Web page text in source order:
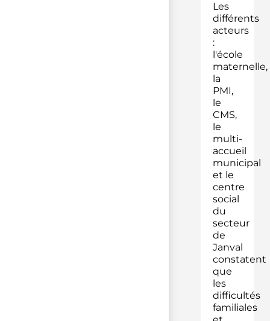
Les
différents
acteurs
:
l'école
maternelle,
la
PMI,
le
CMS,
le
multi-
accueil
municipal
et le
centre
social
du
secteur
de
Janval
constatent
que
les
difficultés
familiales